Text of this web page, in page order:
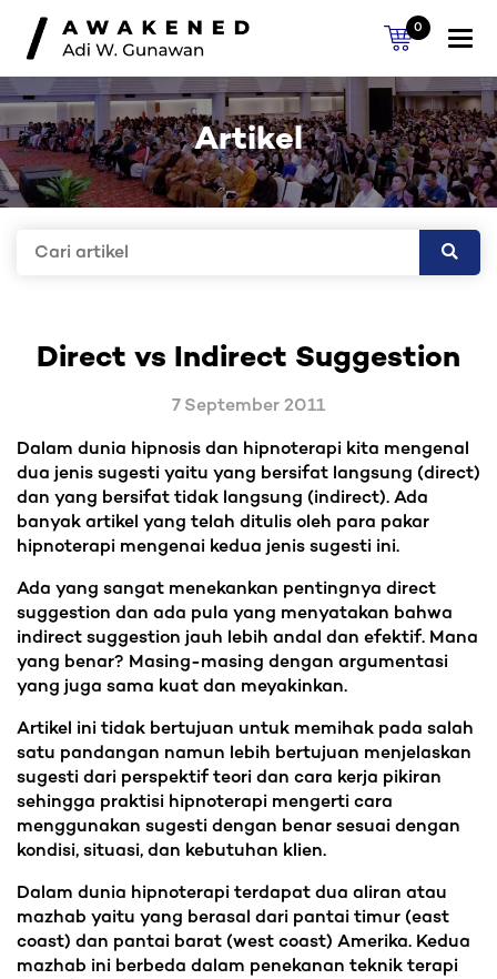
0
Artikel
Direct vs Indirect Suggestion
7 September 2011
Dalam dunia hipnosis dan hipnoterapi kita mengenal
dua jenis sugesti yaitu yang bersifat langsung (direct)
dan yang bersifat tidak langsung (indirect). Ada
banyak artikel yang telah ditulis oleh para pakar
hipnoterapi mengenai kedua jenis sugesti ini.
Ada yang sangat menekankan pentingnya direct
suggestion dan ada pula yang menyatakan bahwa
indirect suggestion jauh lebih andal dan efektif. Mana
yang benar? Masing-masing dengan argumentasi
yang juga sama kuat dan meyakinkan.
Artikel ini tidak bertujuan untuk memihak pada salah
satu pandangan namun lebih bertujuan menjelaskan
sugesti dari perspektif teori dan cara kerja pikiran
sehingga praktisi hipnoterapi mengerti cara
menggunakan sugesti dengan benar sesuai dengan
kondisi, situasi, dan kebutuhan klien.
Dalam dunia hipnoterapi terdapat dua aliran atau
mazhab yaitu yang berasal dari pantai timur (east
coast) dan pantai barat (west coast) Amerika. Kedua
mazhab ini berbeda dalam penekanan teknik terapi